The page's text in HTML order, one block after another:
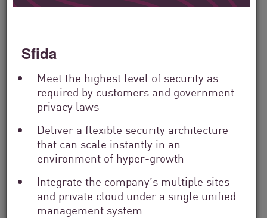
Sfida
Meet the highest level of security as
required by customers and government
privacy laws
Deliver a flexible security architecture
that can scale instantly in an
environment of hyper-growth
Integrate the company’s multiple sites
and private cloud under a single unified
management system
Solutions
by
Industry
Filter
Location
Search
Keyword